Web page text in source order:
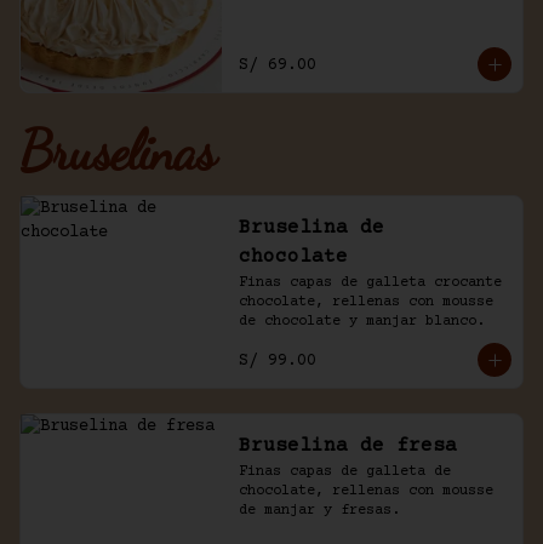
S/ 69.00
Bruselinas
Bruselina de
chocolate
Finas capas de galleta crocante
chocolate, rellenas con mousse
de chocolate y manjar blanco.
S/ 99.00
Bruselina de fresa
Finas capas de galleta de
chocolate, rellenas con mousse
de manjar y fresas.